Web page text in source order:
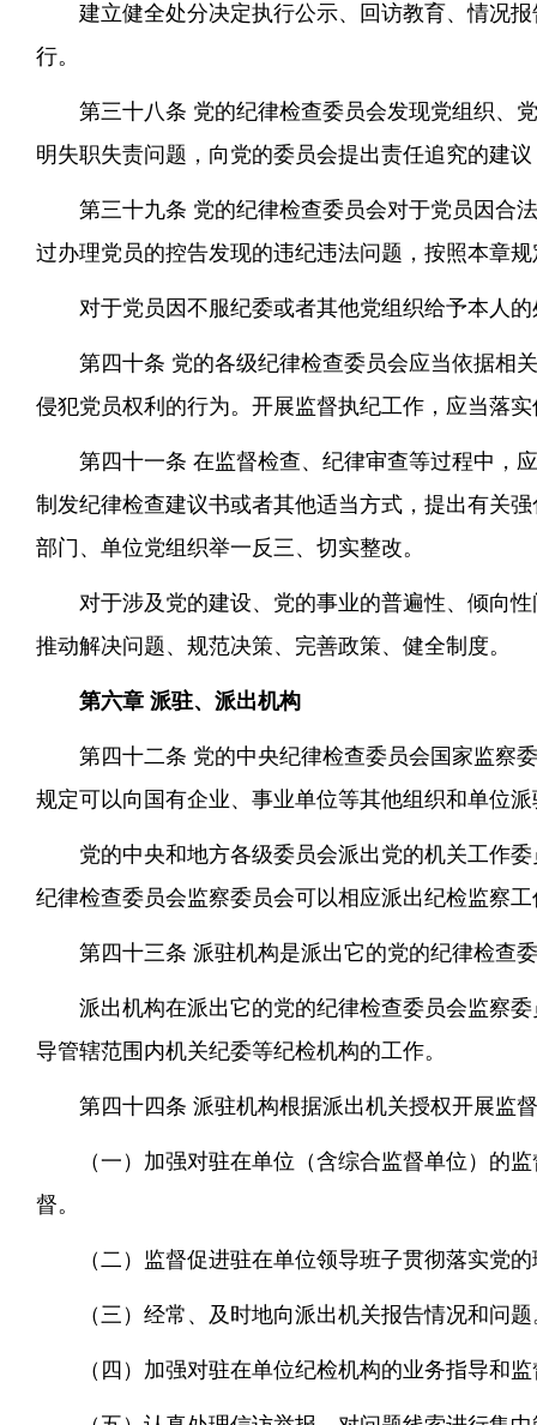
建立健全处分决定执行公示、回访教育、情况
行。
第三十八条 党的纪律检查委员会发现党组织、
明失职失责问题，向党的委员会提出责任追究的建
第三十九条 党的纪律检查委员会对于党员因合
过办理党员的控告发现的违纪违法问题，按照本章
对于党员因不服纪委或者其他党组织给予本人
第四十条 党的各级纪律检查委员会应当依据相
侵犯党员权利的行为。开展监督执纪工作，应当落
第四十一条 在监督检查、纪律审查等过程中，
制发纪律检查建议书或者其他适当方式，提出有关
部门、单位党组织举一反三、切实整改。
对于涉及党的建设、党的事业的普遍性、倾向
推动解决问题、规范决策、完善政策、健全制度。
第六章 派驻、派出机构
第四十二条 党的中央纪律检查委员会国家监察
规定可以向国有企业、事业单位等其他组织和单位
党的中央和地方各级委员会派出党的机关工作
纪律检查委员会监察委员会可以相应派出纪检监察
第四十三条 派驻机构是派出它的党的纪律检查
派出机构在派出它的党的纪律检查委员会监察
导管辖范围内机关纪委等纪检机构的工作。
第四十四条 派驻机构根据派出机关授权开展监
（一）加强对驻在单位（含综合监督单位）的
督。
（二）监督促进驻在单位领导班子贯彻落实党
（三）经常、及时地向派出机关报告情况和问题
（四）加强对驻在单位纪检机构的业务指导和